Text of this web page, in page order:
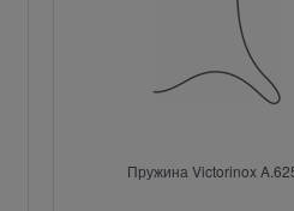
Пружина Victorinox